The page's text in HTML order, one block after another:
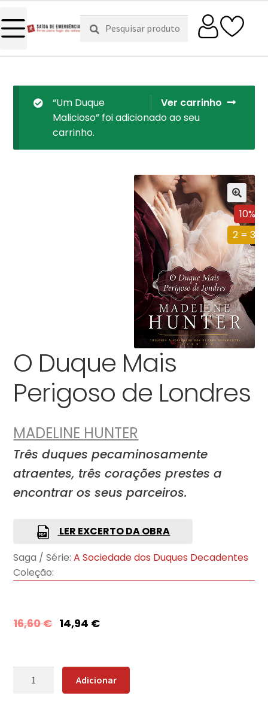
Pesquisar
por:
Pesquisa
Ver carrinho
“Um Duque
Malicioso” foi adicionado ao seu
carrinho.
10%
2 = 3
O Duque Mais
Perigoso de Londres
MADELINE HUNTER
Três duques pecaminosamente
atraentes, três corações prestes a
encontrar os seus parceiros.
LER EXCERTO DA OBRA
Saga / Série: A Sociedade dos Duques Decadentes
Coleção:
16,60€ 14,94 €
Quantidade
Adicionar